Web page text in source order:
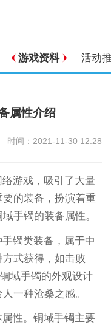
游戏资料 活动
属性介绍
时间：2021-11-30 12:28
游戏，吸引了大量
的装备，扮演着重
手镯的装备属性。
镯类装备，属于中
式获得，如击败
域手镯的外观设计
一种沧桑之感。
性。铜域手镯主要